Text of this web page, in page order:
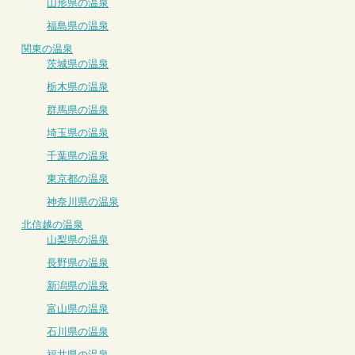
山形県の温泉
福島県の温泉
関東の温泉
茨城県の温泉
栃木県の温泉
群馬県の温泉
埼玉県の温泉
千葉県の温泉
東京都の温泉
神奈川県の温泉
北信越の温泉
山梨県の温泉
長野県の温泉
新潟県の温泉
富山県の温泉
石川県の温泉